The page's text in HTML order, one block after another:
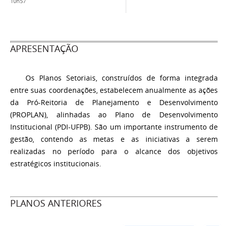
APRESENTAÇÃO
Os Planos Setoriais, construídos de forma integrada
entre suas coordenações, estabelecem anualmente as ações
da Pró-Reitoria de Planejamento e Desenvolvimento
(PROPLAN), alinhadas ao Plano de Desenvolvimento
Institucional (PDI-UFPB). São um importante instrumento de
gestão, contendo as metas e as iniciativas a serem
realizadas no período para o alcance dos objetivos
estratégicos institucionais.
PLANOS ANTERIORES